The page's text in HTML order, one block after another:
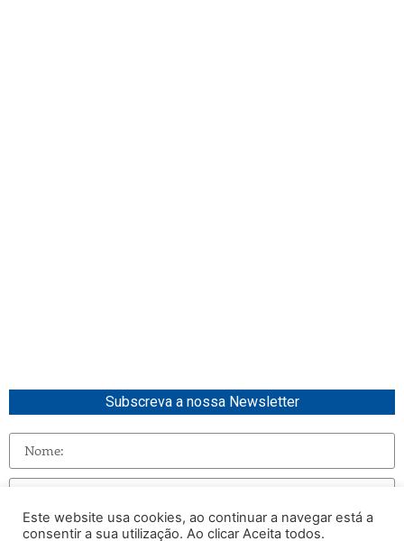
Subscreva a nossa Newsletter
Este website usa cookies, ao continuar a navegar está a
consentir a sua utilização. Ao clicar Aceita todos.